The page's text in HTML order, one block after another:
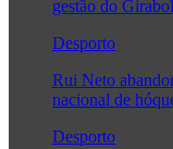
gestão do
Desporto
Rui Neto
nacional de
Desporto